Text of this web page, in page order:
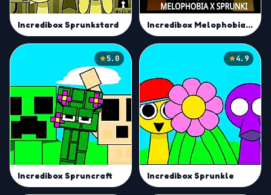
Incredibox Sprunkstard Incredibox Melophobia X Sprunki
5.0
Incredibox Spruncraft
4.9
Incredibox Sprunkle